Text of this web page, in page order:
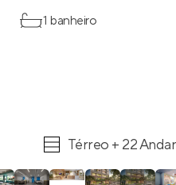
1 banheiro
Térreo + 22